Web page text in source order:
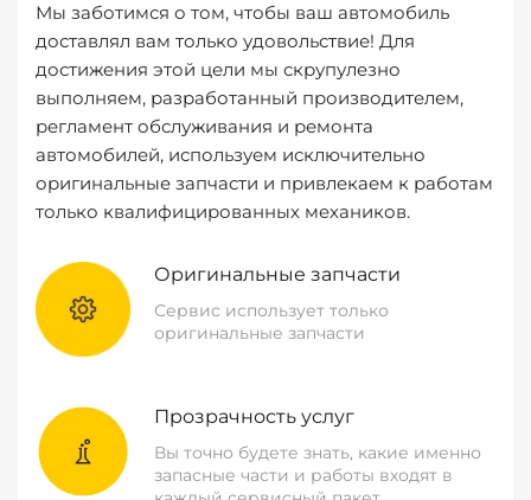
Мы заботимся о том, чтобы ваш автомобиль
доставлял вам только удовольствие! Для
достижения этой цели мы скрупулезно
выполняем, разработанный производителем,
регламент обслуживания и ремонта
автомобилей, используем исключительно
оригинальные запчасти и привлекаем к работам
только квалифицированных механиков.
Оригинальные запчасти
Сервис использует только
оригинальные запчасти
Прозрачность услуг
Вы точно будете знать, какие именно
запасные части и работы входят в